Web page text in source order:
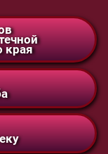
края